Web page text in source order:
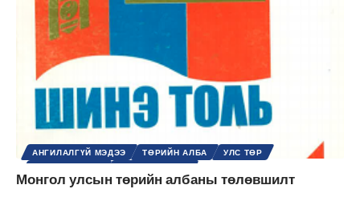
АНГИЛАЛГҮЙ МЭДЭЭ ТӨРИЙН АЛБА
УЛС ТӨР
Монгол улсын төрийн албаны төлөвшилт